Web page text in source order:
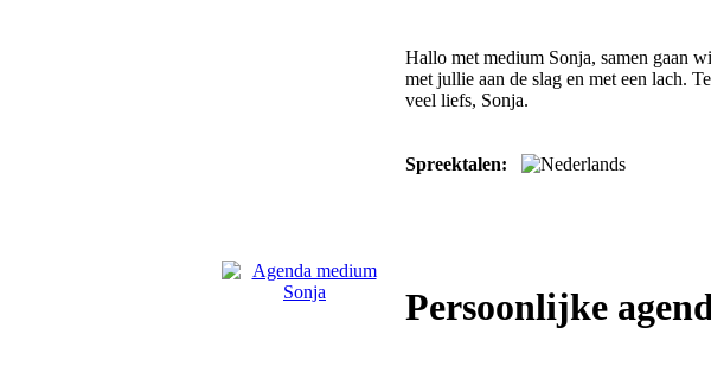
Hallo met medium Sonja, samen gaan
met jullie aan de slag en met een lach.
veel liefs, Sonja.
Spreektalen:
Persoonlijke